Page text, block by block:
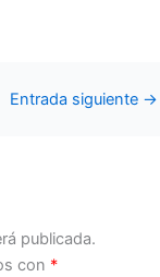
Entrada siguiente →
publicada.
con *